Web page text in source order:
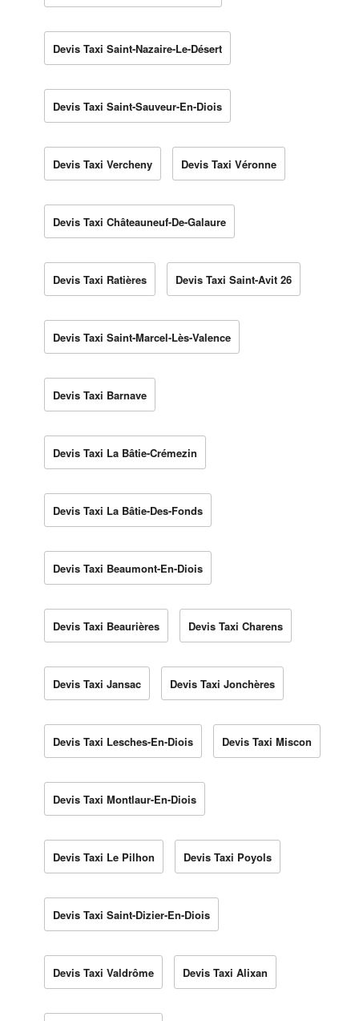
Devis Taxi Saint-Nazaire-Le-Désert
Devis Taxi Saint-Sauveur-En-Diois
Devis Taxi Vercheny Devis Taxi Véronne
Devis Taxi Châteauneuf-De-Galaure
Devis Taxi Ratières Devis Taxi Saint-Avit 26
Devis Taxi Saint-Marcel-Lès-Valence
Devis Taxi Barnave
Devis Taxi La Bâtie-Crémezin
Devis Taxi La Bâtie-Des-Fonds
Devis Taxi Beaumont-En-Diois
Devis Taxi Beaurières Devis Taxi Charens
Devis Taxi Jansac Devis Taxi Jonchères
Devis Taxi Lesches-En-Diois Devis Taxi Miscon
Devis Taxi Montlaur-En-Diois
Devis Taxi Le Pilhon Devis Taxi Poyols
Devis Taxi Saint-Dizier-En-Diois
Devis Taxi Valdrôme Devis Taxi Alixan